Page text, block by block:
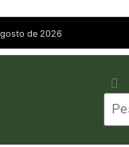
de 2026